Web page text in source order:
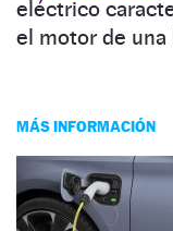
eléctrico
el motor de una
MÁS INFORMACIÓN